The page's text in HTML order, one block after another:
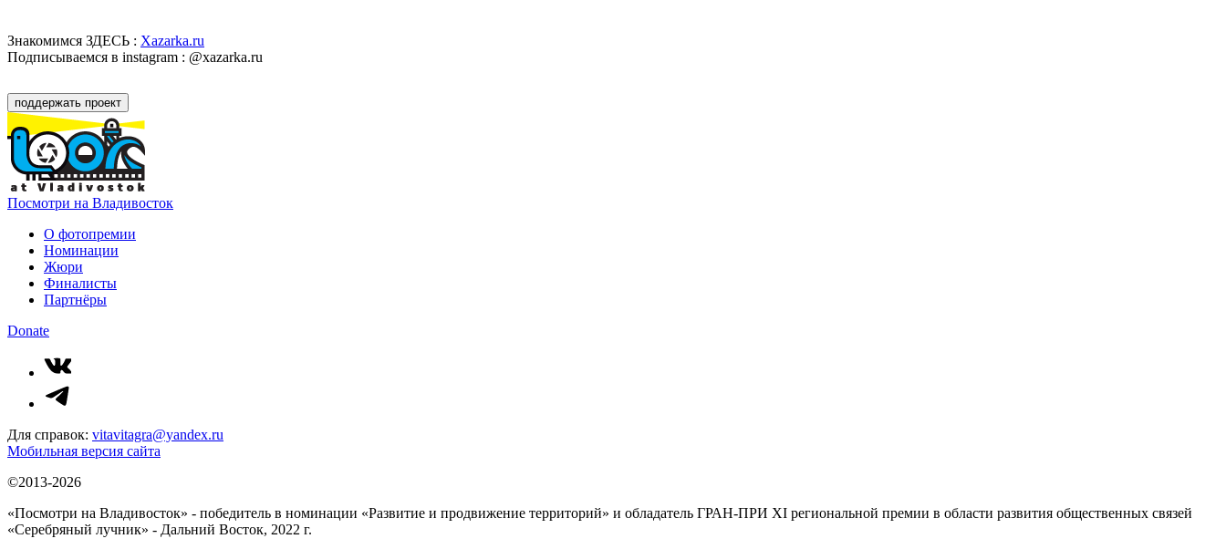
Знакомимся ЗДЕСЬ : Xazarka.ru
Подписываемся в instagram : @xazarka.ru
поддержать проект
Посмотри на Владивосток
О фотопремии
Номинации
Жюри
Финалисты
Партнёры
Donate
Для справок: vitavitagra@yandex.ru
Мобильная версия сайта
©2013-2026
«Посмотри на Владивосток» - победитель в номинации «Развитие и продвижение территорий» и обладатель ГРАН-ПРИ XI региональной премии в области развития общественных связей
«Серебряный лучник» - Дальний Восток, 2022 г.